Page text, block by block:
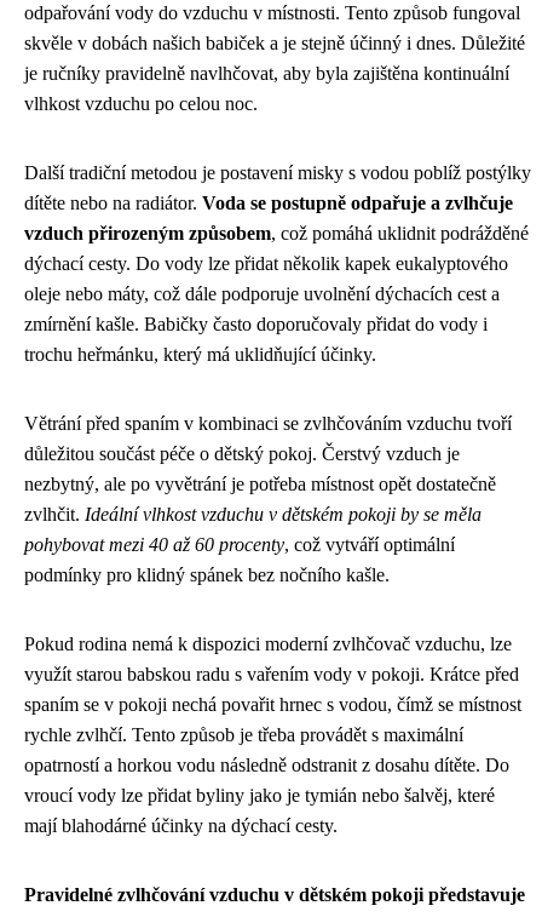
odpařování vody do vzduchu v místnosti. Tento způsob fungoval
skvěle v dobách našich babiček a je stejně účinný i dnes. Důležité
je ručníky pravidelně navlhčovat, aby byla zajištěna kontinuální
vlhkost vzduchu po celou noc.
Další tradiční metodou je postavení misky s vodou poblíž postýlky
dítěte nebo na radiátor. Voda se postupně odpařuje a zvlhčuje
vzduch přirozeným způsobem, což pomáhá uklidnit podrážděné
dýchací cesty. Do vody lze přidat několik kapek eukalyptového
oleje nebo máty, což dále podporuje uvolnění dýchacích cest a
zmírnění kašle. Babičky často doporučovaly přidat do vody i
trochu heřmánku, který má uklidňující účinky.
Větrání před spaním v kombinaci se zvlhčováním vzduchu tvoří
důležitou součást péče o dětský pokoj. Čerstvý vzduch je
nezbytný, ale po vyvětrání je potřeba místnost opět dostatečně
zvlhčit. Ideální vlhkost vzduchu v dětském pokoji by se měla
pohybovat mezi 40 až 60 procenty, což vytváří optimální
podmínky pro klidný spánek bez nočního kašle.
Pokud rodina nemá k dispozici moderní zvlhčovač vzduchu, lze
využít starou babskou radu s vařením vody v pokoji. Krátce před
spaním se v pokoji nechá povařit hrnec s vodou, čímž se místnost
rychle zvlhčí. Tento způsob je třeba provádět s maximální
opatrností a horkou vodu následně odstranit z dosahu dítěte. Do
vroucí vody lze přidat byliny jako je tymián nebo šalvěj, které
mají blahodárné účinky na dýchací cesty.
Pravidelné zvlhčování vzduchu v dětském pokoji představuje